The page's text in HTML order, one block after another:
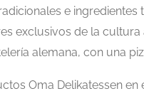
e
exclusivos de la
alemana, con una
Oma Delikatessen en